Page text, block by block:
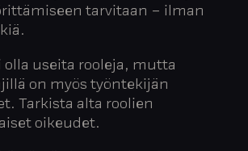
tarvitaan – ilman
olla useita rooleja, mutta
on myös työntekijän
Tarkista alta roolien
oikeudet.